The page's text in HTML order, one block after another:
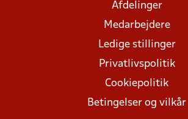
Afdelinger
Medarbejdere
Ledige stillinger
Privatlivspolitik
Cookiepolitik
Betingelser og vilkår